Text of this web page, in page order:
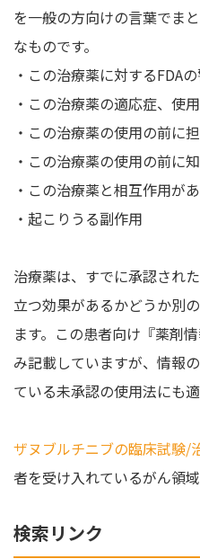
を一般の方向けの言葉でま
なものです。
・この治療薬に対するFDA
・この治療薬の適応症、使
・この治療薬の使用の前に
・この治療薬の使用の前に
・この治療薬と相互作用が
・起こりうる副作用
治療薬は、すでに承認され
立つ効果があるかどうか別
ます。この患者向け『薬剤
み記載していますが、情報
ている未承認の使用法にも
ザヌブルチニブの臨床試験/
者を受け入れているがん領
検索リンク